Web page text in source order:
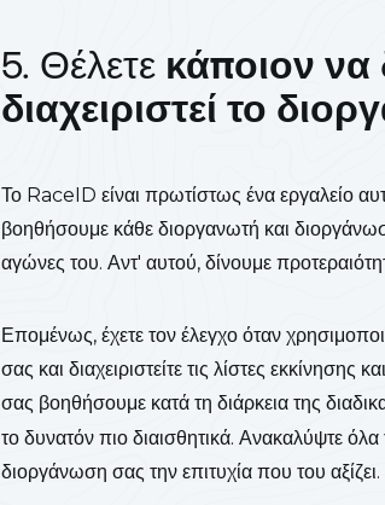
5. Θέλετε κάποιον να
διαχειριστεί το
Το RaceID είναι πρωτίστως ένα εργαλείο
βοηθήσουμε κάθε διοργανωτή και
αγώνες του. Αντ' αυτού, δίνουμε
Επομένως, έχετε τον έλεγχο όταν
σας και διαχειριστείτε τις λίστες
σας βοηθήσουμε κατά τη διάρκεια της
το δυνατόν πιο διαισθητικά. Ανακαλύψτε όλα
διοργάνωση σας την επιτυχία που του αξίζει.